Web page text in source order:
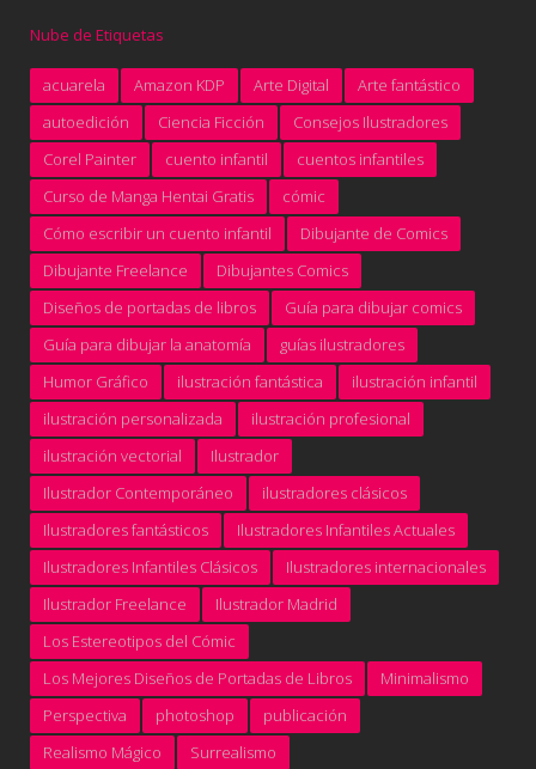
Nube de Etiquetas
acuarela Amazon KDP Arte Digital
Arte fantástico
autoedición
Ciencia Ficción
Consejos Ilustradores
Corel Painter
cuento infantil
cuentos infantiles
Curso de Manga Hentai Gratis
cómic
Cómo escribir un cuento infantil
Dibujante de Comics
Dibujante Freelance
Dibujantes Comics
Diseños de portadas de libros
Guía para dibujar comics
Guía para dibujar la anatomía
guías ilustradores
Humor Gráfico
ilustración fantástica
ilustración infantil
ilustración personalizada
ilustración profesional
ilustración vectorial
Ilustrador
Ilustrador Contemporáneo
ilustradores clásicos
Ilustradores fantásticos
Ilustradores Infantiles Actuales
Ilustradores Infantiles Clásicos
Ilustradores internacionales
Ilustrador Freelance
Ilustrador Madrid
Los Estereotipos del Cómic
Los Mejores Diseños de Portadas de Libros
Minimalismo
Perspectiva
photoshop
publicación
Realismo Mágico
Surrealismo